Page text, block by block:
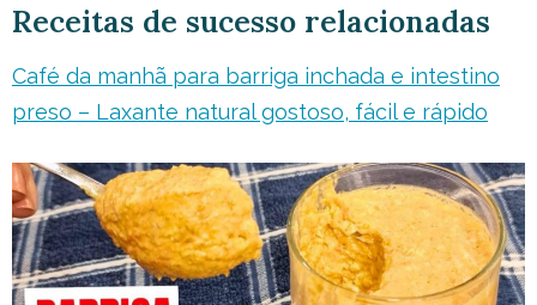
Receitas de sucesso relacionadas
Café da manhã para barriga inchada e intestino
preso – Laxante natural gostoso, fácil e rápido